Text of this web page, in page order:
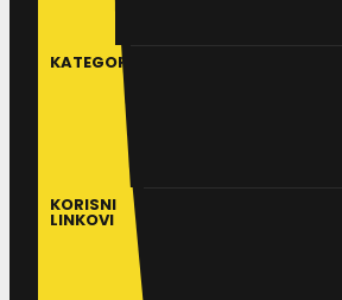
KATEGORIJE
KORISNI
LINKOVI